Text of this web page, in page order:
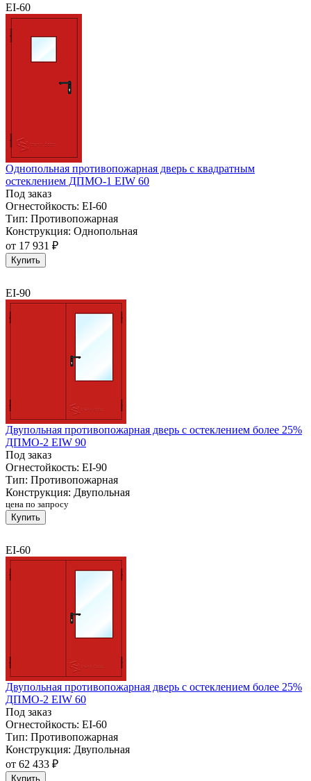
EI-60
Однопольная противопожарная дверь с квадратным
остеклением ДПМО-1 EIW 60
Под заказ
Огнестойкость: EI-60
Тип: Противопожарная
Конструкция: Однопольная
от 17 931 ₽
Купить
EI-90
Двупольная противопожарная дверь с остеклением более 25%
ДПМО-2 EIW 90
Под заказ
Огнестойкость: EI-90
Тип: Противопожарная
Конструкция: Двупольная
цена по запросу
Купить
EI-60
Двупольная противопожарная дверь с остеклением более 25%
ДПМО-2 EIW 60
Под заказ
Огнестойкость: EI-60
Тип: Противопожарная
Конструкция: Двупольная
от 62 433 ₽
Купить